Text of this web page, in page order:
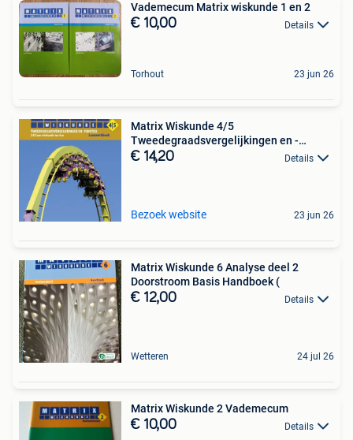
Vademecum Matrix wiskunde 1 en 2
€ 10,00 Details
Torhout 23 jun 26
Matrix Wiskunde 4/5
Tweedegraadsvergelijkingen en -
functies
€ 14,20 Details
Bezoek website 23 jun 26
Matrix Wiskunde 6 Analyse deel 2
Doorstroom Basis Handboek (
€ 12,00 Details
Wetteren 24 jul 26
Matrix Wiskunde 2 Vademecum
€ 10,00 Details